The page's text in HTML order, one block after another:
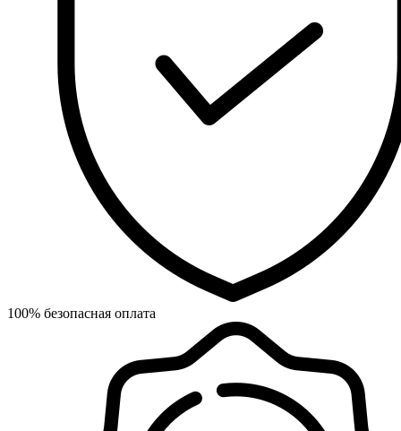
100% безопасная оплата